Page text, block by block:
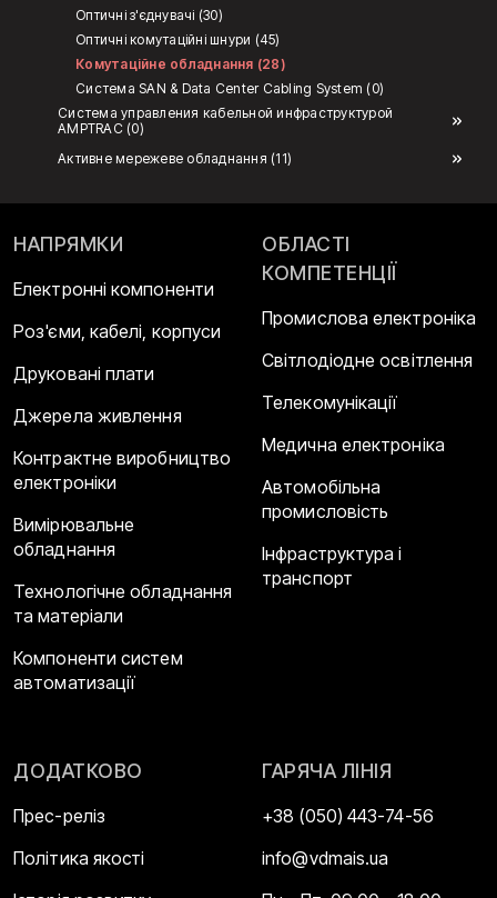
Оптичні з'єднувачі (30)
Оптичні комутаційні шнури (45)
Комутаційне обладнання (28)
Система SAN & Data Center Cabling System (0)
Система управления кабельной инфраструктурой
AMPTRAC (0)
Активне мережеве обладнання (11)
НАПРЯМКИ
Електронні компоненти
Роз'єми, кабелі, корпуси
Друковані плати
Джерела живлення
Контрактне виробництво
електроніки
Вимірювальне
обладнання
Технологічне обладнання
та матеріали
Компоненти систем
автоматизації
ОБЛАСТІ
КОМПЕТЕНЦІЇ
Промислова електроніка
Світлодіодне освітлення
Телекомунікації
Медична електроніка
Автомобільна
промисловість
Інфраструктура і
транспорт
ДОДАТКОВО
Прес-реліз
Політика якості
ГАРЯЧА ЛІНІЯ
+38 (050) 443-74-56
info@vdmais.ua